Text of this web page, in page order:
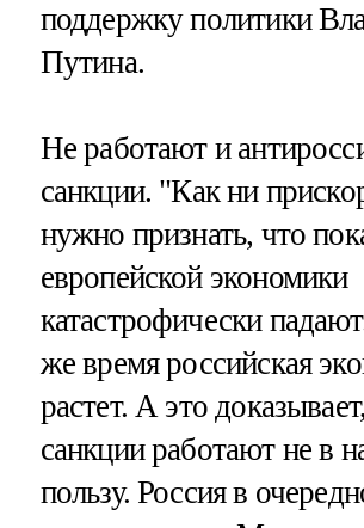
поддержку политики
Путина.
Не работают и
санкции. "Как ни
нужно признать, что
европейской экономики
катастрофически
же время российская
растет. А это
санкции работают не в
пользу. Россия в